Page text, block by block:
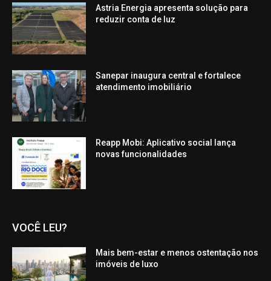
Astria Energia apresenta solução para
reduzir conta de luz
Sanepar inaugura central e fortalece
atendimento imobiliário
Reapp Mobi: Aplicativo social lança
novas funcionalidades
VOCÊ LEU?
Mais bem-estar e menos ostentação nos
imóveis de luxo